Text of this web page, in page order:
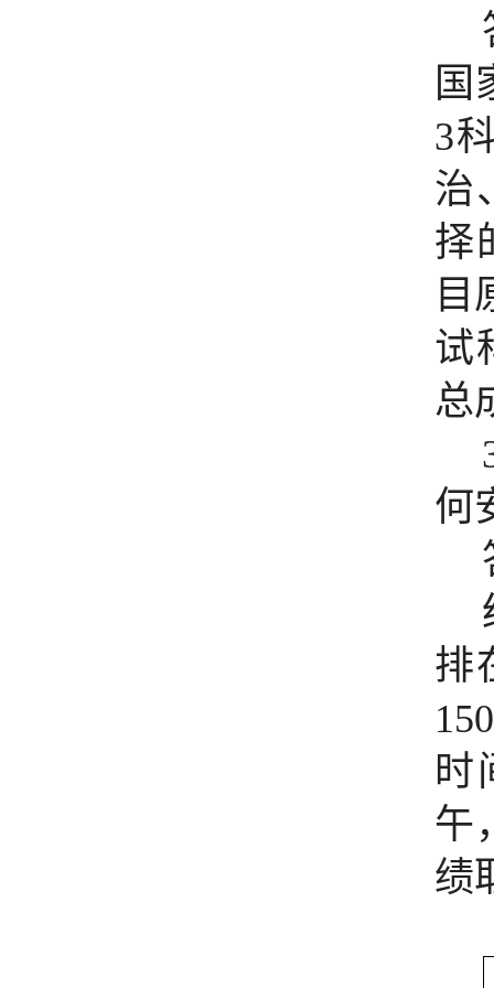
国
3
治
择
目
试
总
何
排
150
时
午
绩